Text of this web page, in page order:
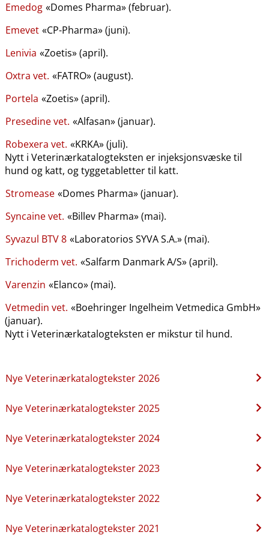
Emedog «Domes Pharma» (februar).
Emevet «CP-Pharma» (juni).
Lenivia «Zoetis» (april).
Oxtra vet. «FATRO» (august).
Portela «Zoetis» (april).
Presedine vet. «Alfasan» (januar).
Robexera vet. «KRKA» (juli).
Nytt i Veterinærkatalogteksten er injeksjonsvæske til
hund og katt, og tyggetabletter til katt.
Stromease «Domes Pharma» (januar).
Syncaine vet. «Billev Pharma» (mai).
Syvazul BTV 8 «Laboratorios SYVA S.A.» (mai).
Trichoderm vet. «Salfarm Danmark A​/​S» (april).
Varenzin «Elanco» (mai).
Vetmedin vet. «Boehringer Ingelheim Vetmedica GmbH»
(januar).
Nytt i Veterinærkatalogteksten er mikstur til hund.
Nye Veterinærkatalogtekster 2026
Nye Veterinærkatalogtekster 2025
Nye Veterinærkatalogtekster 2024
Nye Veterinærkatalogtekster 2023
Nye Veterinærkatalogtekster 2022
Nye Veterinærkatalogtekster 2021